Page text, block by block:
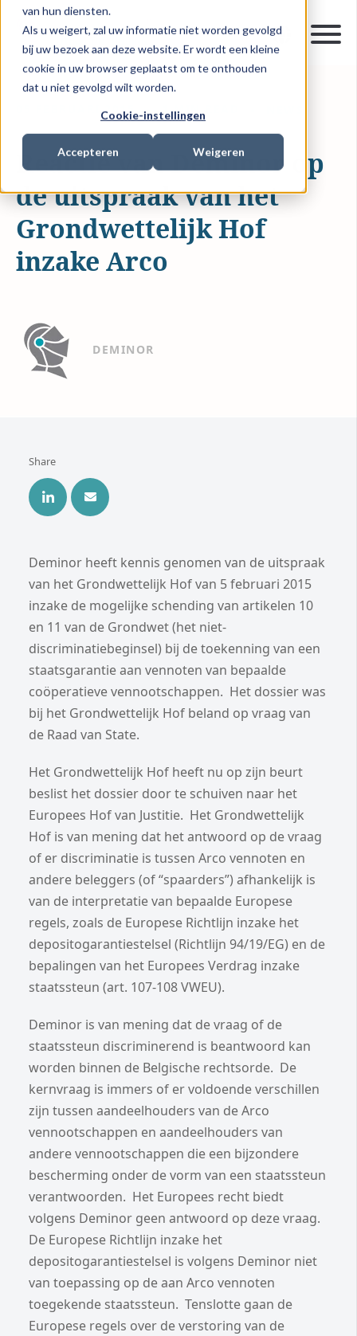
van hun diensten.
Als u weigert, zal uw informatie niet worden gevolgd
bij uw bezoek aan deze website. Er wordt een kleine
cookie in uw browser geplaatst om te onthouden
dat u niet gevolgd wilt worden.
Cookie-instellingen
Accepteren Weigeren
05 FEBRUARI 2015 1 MIN READ
Reactie van Deminor op
de uitspraak van het
Grondwettelijk Hof
inzake Arco
DEMINOR
Share
Deminor heeft kennis genomen van de uitspraak
van het Grondwettelijk Hof van 5 februari 2015
inzake de mogelijke schending van artikelen 10
en 11 van de Grondwet (het niet-
discriminatiebeginsel) bij de toekenning van een
staatsgarantie aan vennoten van bepaalde
coöperatieve vennootschappen. Het dossier was
bij het Grondwettelijk Hof beland op vraag van
de Raad van State.
Het Grondwettelijk Hof heeft nu op zijn beurt
beslist het dossier door te schuiven naar het
Europees Hof van Justitie. Het Grondwettelijk
Hof is van mening dat het antwoord op de vraag
of er discriminatie is tussen Arco vennoten en
andere beleggers (of “spaarders”) afhankelijk is
van de interpretatie van bepaalde Europese
regels, zoals de Europese Richtlijn inzake het
depositogarantiestelsel (Richtlijn 94/19/EG) en de
bepalingen van het Europees Verdrag inzake
staatssteun (art. 107-108 VWEU).
Deminor is van mening dat de vraag of de
staatssteun discriminerend is beantwoord kan
worden binnen de Belgische rechtsorde. De
kernvraag is immers of er voldoende verschillen
zijn tussen aandeelhouders van de Arco
vennootschappen en aandeelhouders van
andere vennootschappen die een bijzondere
bescherming onder de vorm van een staatssteun
verantwoorden. Het Europees recht biedt
volgens Deminor geen antwoord op deze vraag.
De Europese Richtlijn inzake het
depositogarantiestelsel is volgens Deminor niet
van toepassing op de aan Arco vennoten
toegekende staatssteun. Tenslotte gaan de
Europese regels over de verstoring van de